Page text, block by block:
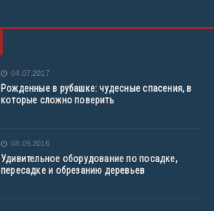
04.07.2017
Рожденные в рубашке: чудесные спасения, в
которые сложно поверить
08.09.2016
Удивительное оборудование по посадке,
пересадке и обрезанию деревьев